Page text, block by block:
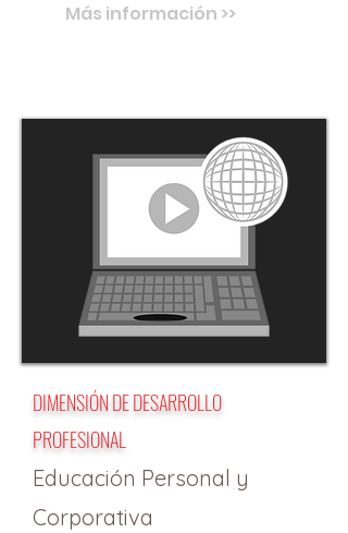
Más información >>
DIMENSIÓN DE DESARROLLO
PROFESIONAL
Educación Personal y
Corporativa